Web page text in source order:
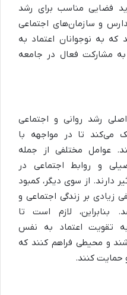
فضایی مناسب برای رشد
و سازمان‌های اجتماعی
که به نوجوانان اعتماد به
مشارکت فعال در جامعه
رشد روانی و اجتماعی
می‌کند تا در مواجهه با
عوامل مختلفی از جمله
و روابط اجتماعی در
دارند. از سوی دیگر، کمبود
زیادی بر زندگی اجتماعی و
بنابراین، لازم است تا
تقویت اعتماد به نفس
و محیطی فراهم کنند که
حمایت کنند.